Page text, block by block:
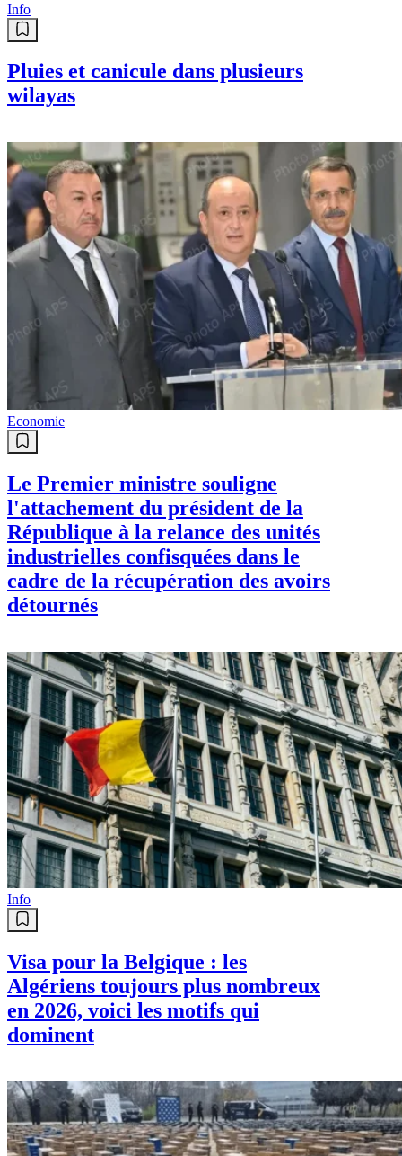
Info
Pluies et canicule dans plusieurs
wilayas
Economie
Le Premier ministre souligne
l'attachement du président de la
République à la relance des unités
industrielles confisquées dans le
cadre de la récupération des avoirs
détournés
Info